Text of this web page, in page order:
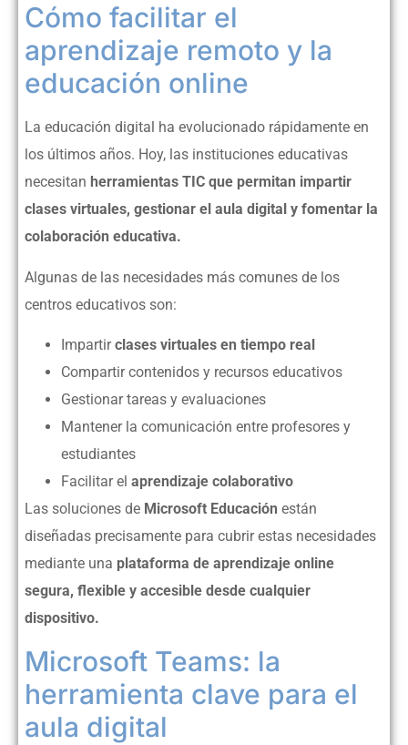
Cómo facilitar el
aprendizaje remoto y la
educación online
La educación digital ha evolucionado rápidamente en
los últimos años. Hoy, las instituciones educativas
necesitan herramientas TIC que permitan impartir
clases virtuales, gestionar el aula digital y fomentar la
colaboración educativa.
Algunas de las necesidades más comunes de los
centros educativos son:
Impartirclases virtuales en tiempo real
Compartir contenidos y recursos educativos
Gestionar tareas y evaluaciones
Mantener la comunicación entre profesores y
estudiantes
Facilitar el aprendizaje colaborativo
Las soluciones de Microsoft Educación están
diseñadas precisamente para cubrir estas necesidades
mediante una plataforma de aprendizaje online
segura, flexible y accesible desde cualquier
dispositivo.
Microsoft Teams: la
herramienta clave para el
aula digital